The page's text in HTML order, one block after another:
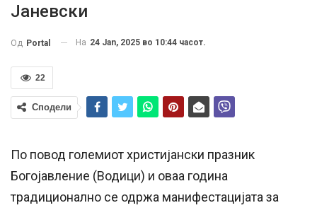
Јаневски
Од Portal На 24 Jan, 2025 во 10:44 часот.
22
Сподели
По повод големиот христијански празник
Богојавление (Водици) и оваа година
традиционално се одржа манифестацијата за